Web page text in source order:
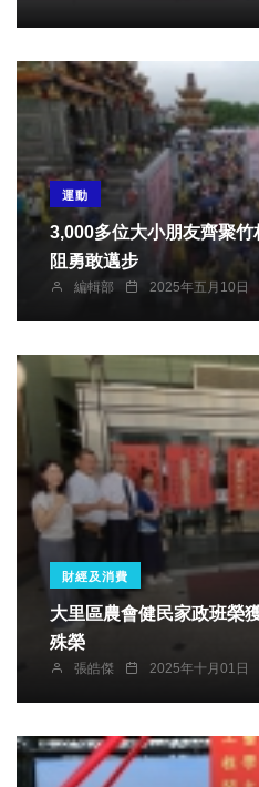
運動
3,000多位大小朋友齊聚
阻勇敢邁步
編輯部 2025年五月10日
財經及消費
大里區農會健民家政班榮
殊榮
張皓傑 2025年十月01日